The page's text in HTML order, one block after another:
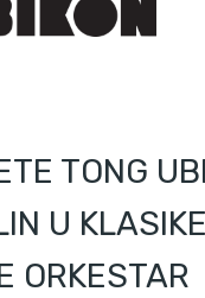
TONG
U
ORKESTAR